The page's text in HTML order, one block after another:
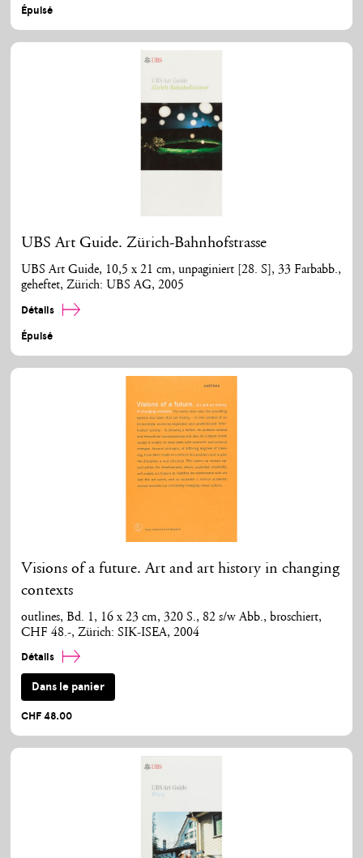
Épuisé
UBS Art Guide. Zürich-Bahnhofstrasse
UBS Art Guide, 10,5 x 21 cm, unpaginiert [28. S], 33 Farbabb.,
geheftet, Zürich: UBS AG, 2005
Détails
Épuisé
Visions of a future. Art and art history in changing
contexts
outlines, Bd. 1, 16 x 23 cm, 320 S., 82 s/w Abb., broschiert,
CHF 48.-, Zürich: SIK-ISEA, 2004
Détails
Dans le panier
CHF 48.00